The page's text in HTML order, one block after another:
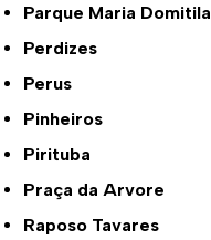
Parque Maria Domitila
Perdizes
Perus
Pinheiros
Pirituba
Praça da Arvore
Raposo Tavares